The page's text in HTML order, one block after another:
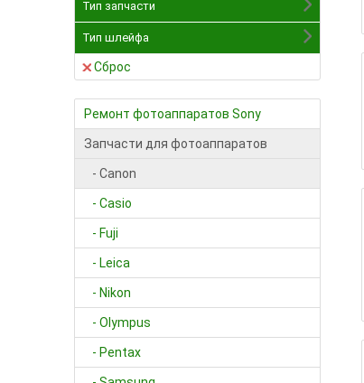
Тип запчасти
Тип шлейфа
Сброс
Ремонт фотоаппаратов Sony
Запчасти для фотоаппаратов
- Canon
- Casio
- Fuji
- Leica
- Nikon
- Olympus
- Pentax